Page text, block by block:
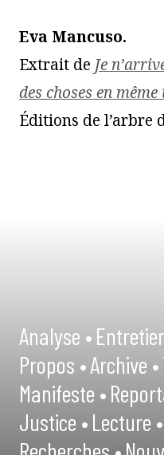
Eva Mancuso.
Extrait de Je
des choses en même
Éditions de l’arbre
Analyse •
Propos •Archive •
Manifeste •
Justice •Lecture •